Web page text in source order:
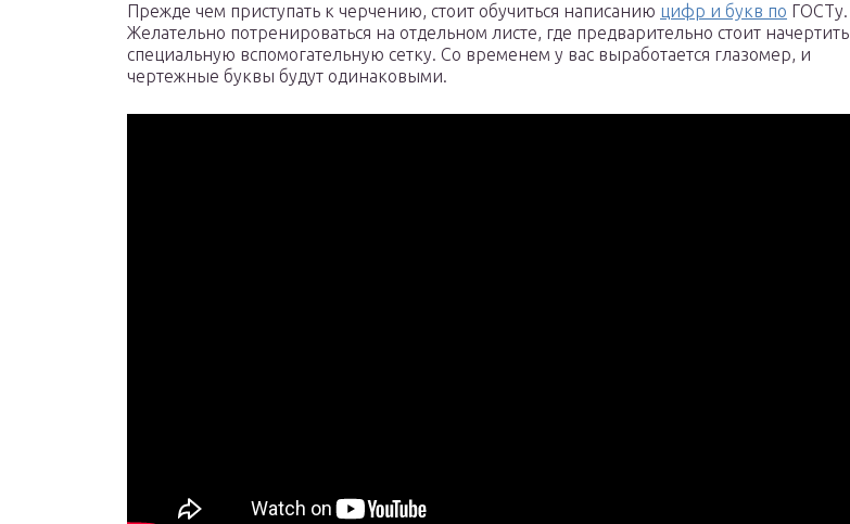
Прежде чем приступать к черчению, стоит обучиться написанию цифр и букв по ГОСТу.
Желательно потренироваться на отдельном листе, где предварительно стоит начертить
специальную вспомогательную сетку. Со временем у вас выработается глазомер, и
чертежные буквы будут одинаковыми.